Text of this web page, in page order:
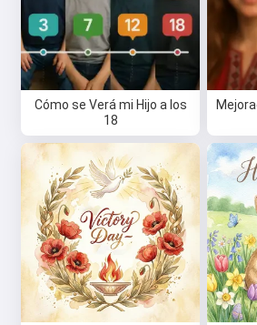
Cómo se Verá mi Hijo a los
18
Hola 👋
Puedo crear
poemas y
Pruébalo gratis
Acepto:Términos de
Política de Privacidad,
Política de Reembolso